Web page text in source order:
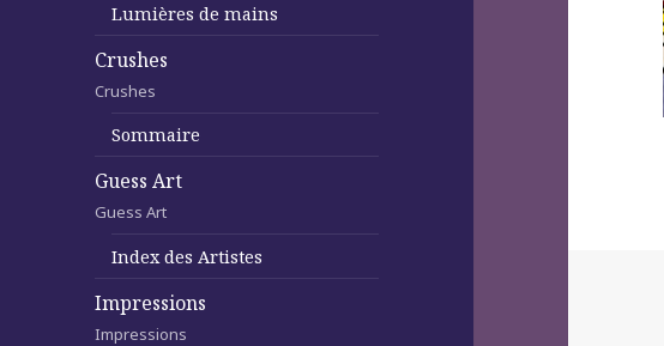
Lumières de mains
Crushes
Crushes
Sommaire
Guess Art
Guess Art
Index des Artistes
Impressions
Impressions